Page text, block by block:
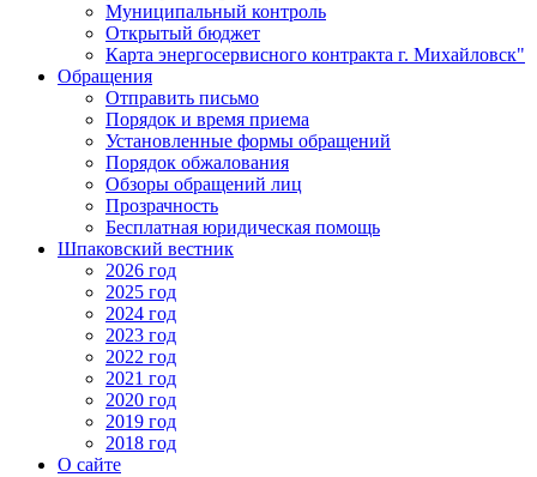
Муниципальный контроль
Открытый бюджет
Карта энергосервисного контракта г. Михайловск"
Обращения
Отправить письмо
Порядок и время приема
Установленные формы обращений
Порядок обжалования
Обзоры обращений лиц
Прозрачность
Бесплатная юридическая помощь
Шпаковский вестник
2026 год
2025 год
2024 год
2023 год
2022 год
2021 год
2020 год
2019 год
2018 год
О сайте